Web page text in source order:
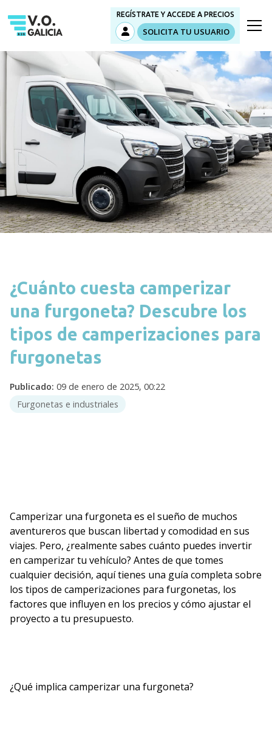
REGÍSTRATE Y ACCEDE A PRECIOS
SOLICITA TU USUARIO
¿Cuánto cuesta camperizar
una furgoneta? Descubre los
tipos de camperizaciones para
furgonetas
Publicado: 09 de enero de 2025, 00:22
Furgonetas e industriales
Camperizar una furgoneta es el sueño de muchos
aventureros que buscan libertad y comodidad en sus
viajes. Pero, ¿realmente sabes cuánto puedes invertir
en camperizar tu vehículo? Antes de que tomes
cualquier decisión, aquí tienes una guía completa sobre
los tipos de camperizaciones para furgonetas, los
factores que influyen en los precios y cómo ajustar el
proyecto a tu presupuesto.
¿Qué implica camperizar una furgoneta?